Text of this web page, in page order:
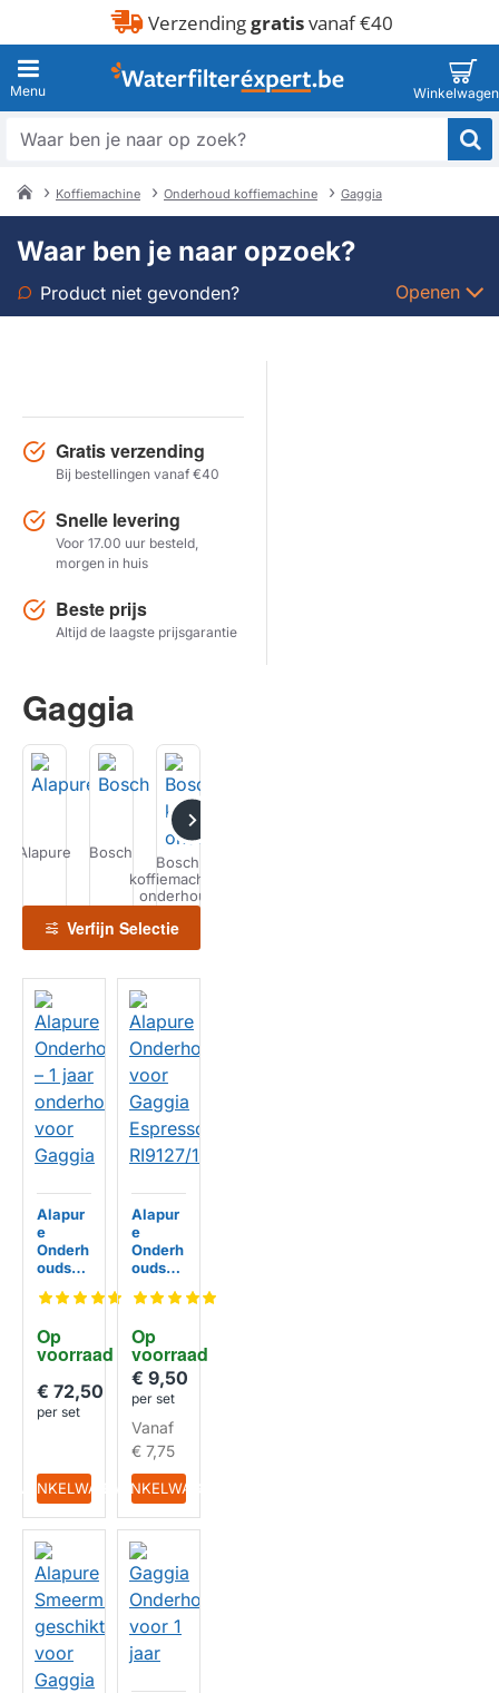
Verzendinggratisvanaf €40
Waar
zoek?
Koffiemachine Onderhoud koffiemachine Gaggia
Waar ben je naar opzoek?
Product niet gevonden? Openen
Model
Herstel zoekopdracht
Gratis verzending
Bij bestellingen vanaf €40
Snelle levering
Voor 17.00 uur besteld,
morgen in huis
Beste prijs
Altijd de laagste prijsgarantie
Gaggia
Alapure Bosch
Bosch
koffiemachine
onderhoud
Verfijn Selectie
HUISMERK
Op
voorraad
Alapur
e
Onderh
oudspa
jaar
oudsse
t voor
€ 72,50
per set
IN WINKELWAGEN
HUISMERK
Op
voorraad
Alapur
e
Onderh
oudsse
ikt voor
Espres
somac
hine
RI9127/
12
€ 9,50
per set
Vanaf
€ 7,75
IN WINKELWAGEN